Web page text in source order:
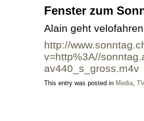
Fenster zum
Alain geht
http://
v=http%3A//
av440_s_gross.m4v
This entry was posted in Media, TV